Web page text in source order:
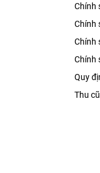
Chính
Chính
Chính
Chính
Quy
Thu